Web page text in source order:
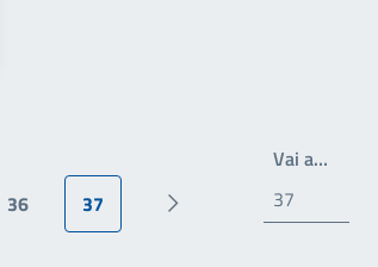
Pagina
36
Pagina attuale
37
Prossima pagina
Vai a…